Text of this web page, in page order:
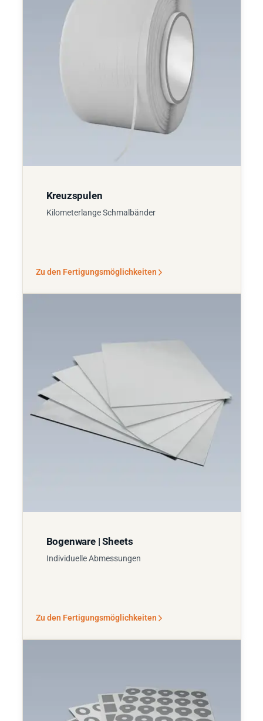
Kreuzspulen
Kilometerlange Schmalbänder
Zu den Fertigungsmöglichkeiten
Bogenware | Sheets
Individuelle Abmessungen
Zu den Fertigungsmöglichkeiten